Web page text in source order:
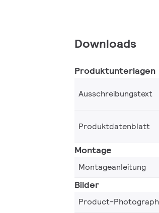
Downloads
Produktunterlagen
Ausschreibungstext
Produktdatenblatt
Montage
Montageanleitung
Bilder
Product-